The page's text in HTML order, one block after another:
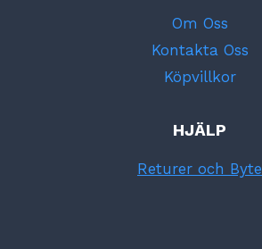
Om Oss
Kontakta Oss
Köpvillkor
HJÄLP
Returer och Byte